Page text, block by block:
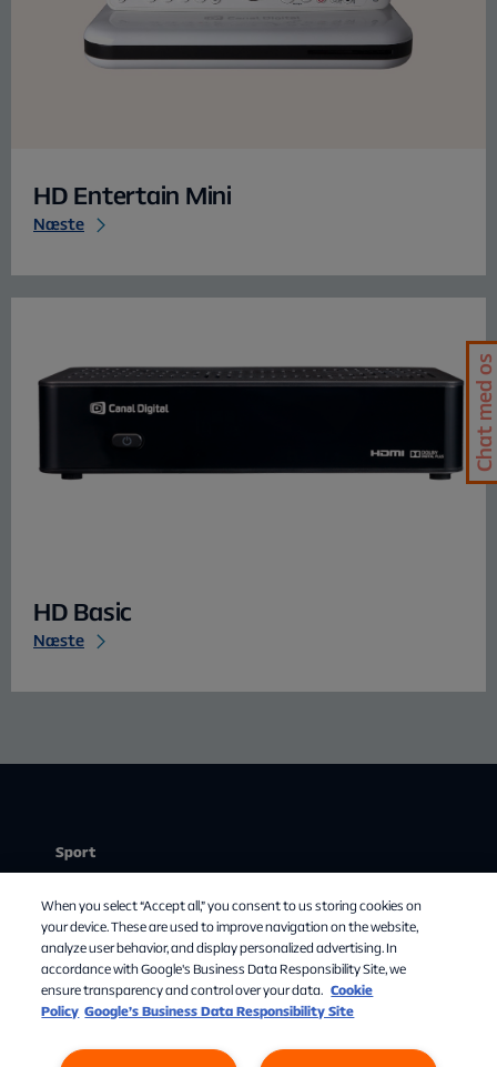
HD Entertain Mini
Næste
HD Basic
Næste
Sport
Mit abonnement
Om Allente
TV-guide
Chat med os
When you select “Accept all,” you consent to us storing cookies on
your device. These are used to improve navigation on the website,
analyze user behavior, and display personalized advertising. In
accordance with Google's Business Data Responsibility Site, we
ensure transparency and control over your data. Cookie
Policy Google’s Business Data Responsibility Site